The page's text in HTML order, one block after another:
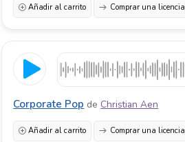
Añadir al carrito Comprar una licencia
Corporate Pop de Christian Aen
Añadir al carrito Comprar una licencia